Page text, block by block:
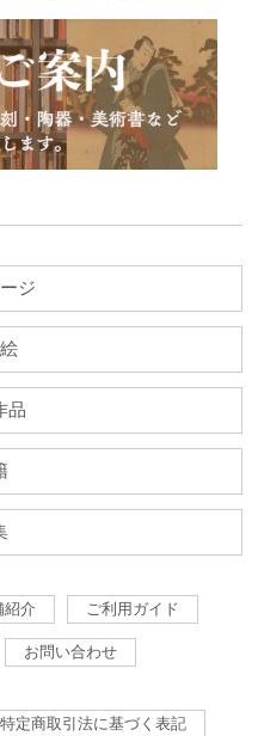
ジ
品
紹介 ご利用ガイド
お問い合わせ
特定商取引法に基づく表記